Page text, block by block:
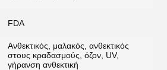
FDA
Ανθεκτικός, μαλακός, ανθεκτικός
στους κραδασμούς, όζον, UV,
γήρανση ανθεκτική